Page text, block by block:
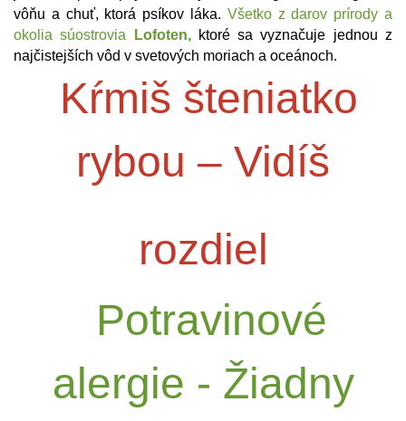
vôňu a chuť, ktorá psíkov láka. Všetko z darov prírody a
okolia súostrovia
Lofoten,ktoré sa vyznačuje jednou z
najčistejších vôd v svetových moriach a oceánoch.
Kŕmiš šteniatko
rybou – Vidíš
rozdiel
Potravinové
alergie - Žiadny